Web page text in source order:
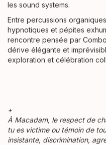
les sound systems.
Entre percussions
hypnotiques et pépites
rencontre pensée par
dérive élégante et
exploration et célébration
+
À Macadam, le respect de
tu es victime ou témoin de
insistante, discrimination,